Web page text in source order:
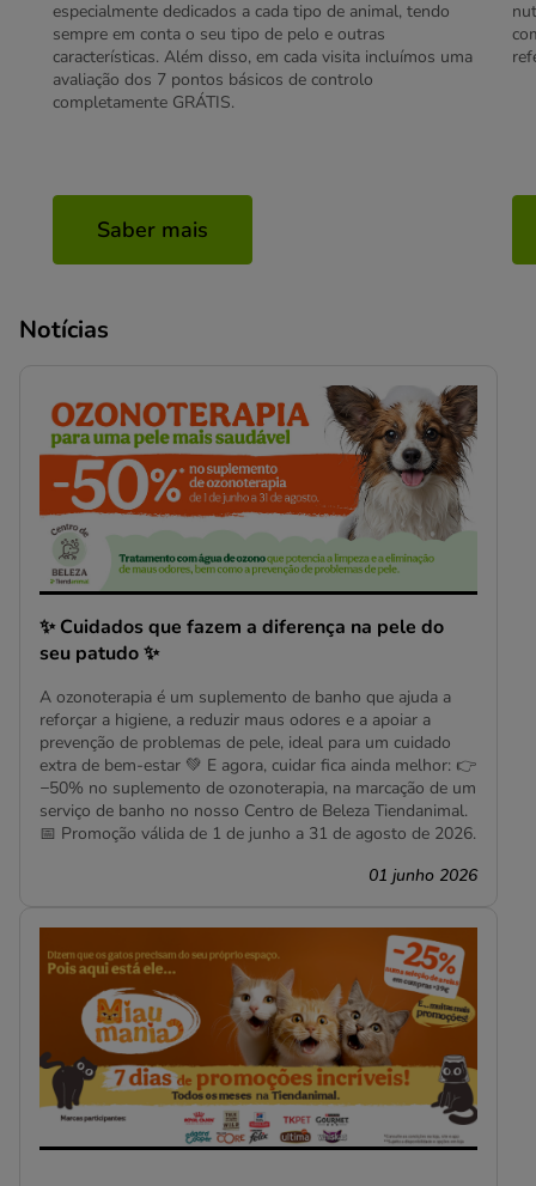
especialmente dedicados a cada tipo de animal, tendo
sempre em conta o seu tipo de pelo e outras
características. Além disso, em cada visita incluímos uma
avaliação dos 7 pontos básicos de controlo
completamente GRÁTIS.
Saber mais
Notícias
✨ Cuidados que fazem a diferença na pele do
seu patudo ✨
A ozonoterapia é um suplemento de banho que ajuda a
reforçar a higiene, a reduzir maus odores e a apoiar a
prevenção de problemas de pele, ideal para um cuidado
extra de bem-estar 💚 E agora, cuidar fica ainda melhor: 👉
−50% no suplemento de ozonoterapia, na marcação de um
serviço de banho no nosso Centro de Beleza Tiendanimal.
📅 Promoção válida de 1 de junho a 31 de agosto de 2026.
01 junho 2026